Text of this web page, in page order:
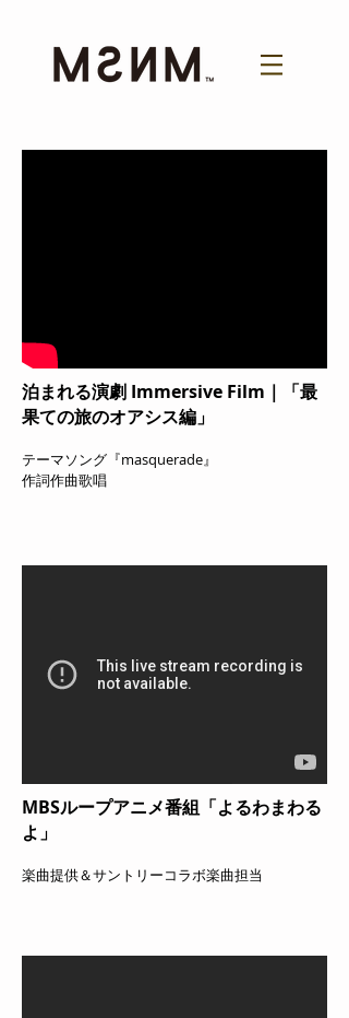
泊まれる演劇 Immersive Film｜「最
果ての旅のオアシス編」
テーマソング『masquerade』
作詞作曲歌唱
MBSループアニメ番組「よるわまわる
よ」
楽曲提供＆サントリーコラボ楽曲担当